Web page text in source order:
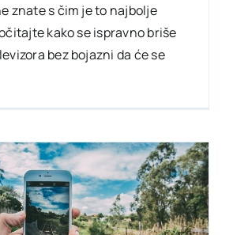
znate s čim je to najbolje
kako se ispravno briše
bez bojazni da će se